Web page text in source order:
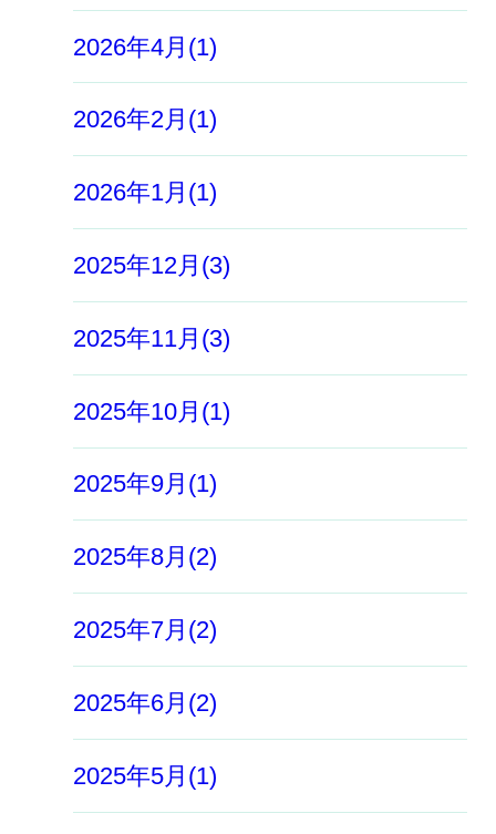
2026年4月(1)
2026年2月(1)
2026年1月(1)
2025年12月(3)
2025年11月(3)
2025年10月(1)
2025年9月(1)
2025年8月(2)
2025年7月(2)
2025年6月(2)
2025年5月(1)